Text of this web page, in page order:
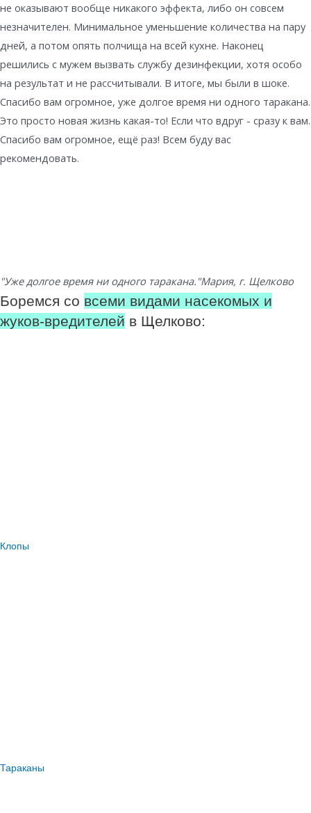
не оказывают вообще никакого эффекта, либо он совсем
незначителен. Минимальное уменьшение количества на пару
дней, а потом опять полчища на всей кухне. Наконец
решились с мужем вызвать службу дезинфекции, хотя особо
на результат и не рассчитывали. В итоге, мы были в шоке.
Спасибо вам огромное, уже долгое время ни одного таракана.
Это просто новая жизнь какая-то! Если что вдруг - сразу к вам.
Спасибо вам огромное, ещё раз! Всем буду вас
рекомендовать.
"Уже долгое время ни одного таракана."Мария, г. Щелково
Боремся со всеми видами насекомых и
жуков-вредителей в Щелково:
Клопы
Тараканы